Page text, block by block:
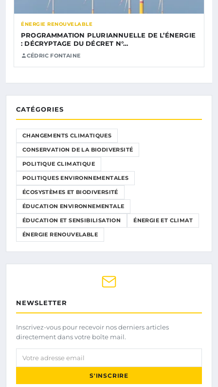
ÉNERGIE RENOUVELABLE
PROGRAMMATION PLURIANNUELLE DE L’ÉNERGIE
: DÉCRYPTAGE DU DÉCRET N°…
CÉDRIC FONTAINE
CATÉGORIES
CHANGEMENTS CLIMATIQUES
CONSERVATION DE LA BIODIVERSITÉ
POLITIQUE CLIMATIQUE
POLITIQUES ENVIRONNEMENTALES
ÉCOSYSTÈMES ET BIODIVERSITÉ
ÉDUCATION ENVIRONNEMENTALE
ÉDUCATION ET SENSIBILISATION ÉNERGIE ET CLIMAT
ÉNERGIE RENOUVELABLE
NEWSLETTER
Inscrivez-vous pour recevoir nos derniers articles
directement dans votre boîte mail.
Votre adresse email
S'INSCRIRE